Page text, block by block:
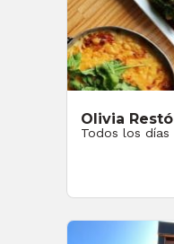
Olivia Restó
Todos los días